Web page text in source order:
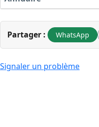
Partager : WhatsApp
Signaler un problème